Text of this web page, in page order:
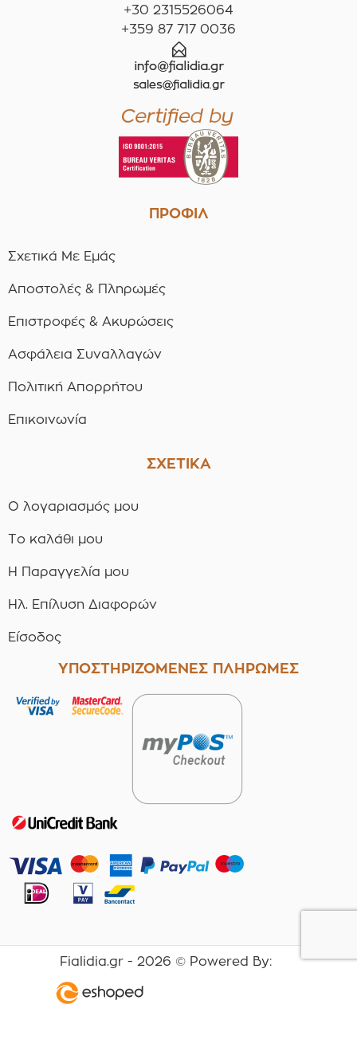
+30 2315526064
+359 87 717 0036
ΠΡΟΦΙΛ
Σχετικά Με Εμάς
Αποστολές & Πληρωμές
Επιστροφές & Ακυρώσεις
Ασφάλεια Συναλλαγών
Πολιτική Απορρήτου
Επικοινωνία
ΣΧΕΤΙΚΑ
Ο λογαριασμός μου
Το καλάθι μου
Η Παραγγελία μου
Ηλ. Επίλυση Διαφορών
Είσοδος
ΥΠΟΣΤΗΡΙΖΟΜΕΝΕΣ ΠΛΗΡΩΜΕΣ
Fialidia.gr - 2026 © Powered By: